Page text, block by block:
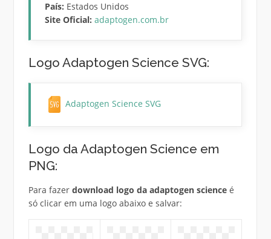
País: Estados Unidos
Site Oficial: adaptogen.com.br
Logo Adaptogen Science SVG:
Adaptogen Science SVG
Logo da Adaptogen Science em
PNG:
Para fazer download logo da adaptogen scienceé
só clicar em uma logo abaixo e salvar: